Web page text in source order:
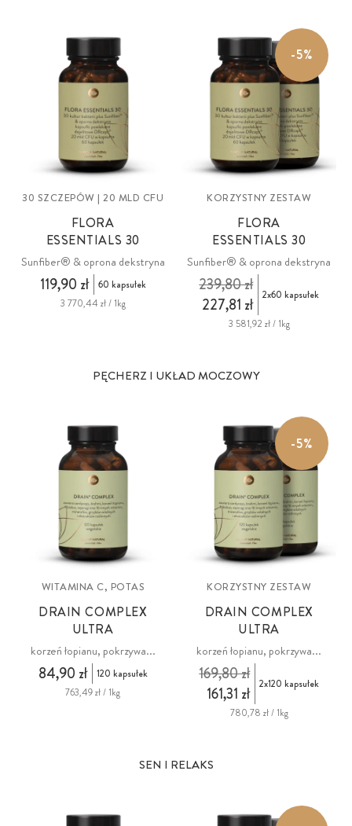
30 SZCZEPÓW | 20 MLD CFU
FLORA
ESSENTIALS 30
Sunfiber® & oprona dekstryna
119,90 zł
60 kapsułek
3 770,44 zł / 1kg
-5%
KORZYSTNY ZESTAW
FLORA
ESSENTIALS 30
Sunfiber® & oprona dekstryna
227,81 zł
239,80 zł 2x60 kapsułek
3 581,92 zł / 1kg
PĘCHERZ I UKŁAD MOCZOWY
WITAMINA C, POTAS
DRAIN COMPLEX
ULTRA
korzeń łopianu, pokrzywa...
84,90 zł
120 kapsułek
763,49 zł / 1kg
-5%
KORZYSTNY ZESTAW
DRAIN COMPLEX
ULTRA
korzeń łopianu, pokrzywa...
161,31 zł
169,80 zł 2x120 kapsułek
780,78 zł / 1kg
SEN I RELAKS